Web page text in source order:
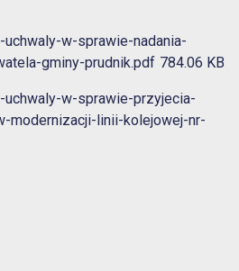
w-sprawie-nadania-
gminy-prudnik.pdf 784.06 KB
w-sprawie-przyjecia-
modernizacji-linii-kolejowej-nr-